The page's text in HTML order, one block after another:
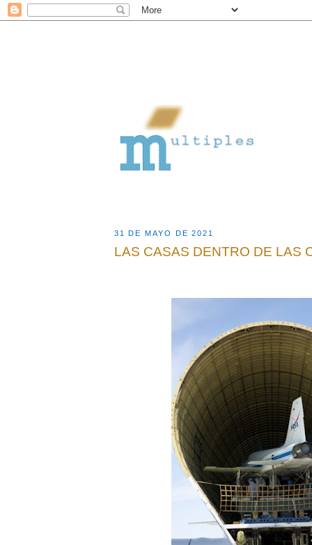
31 DE MAYO DE 2021
LAS CASAS DENTRO DE LAS